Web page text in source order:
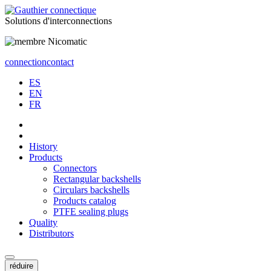
Solutions d'interconnections
connectioncontact
ES
EN
FR
History
Products
Connectors
Rectangular backshells
Circulars backshells
Products catalog
PTFE sealing plugs
Quality
Distributors
réduire